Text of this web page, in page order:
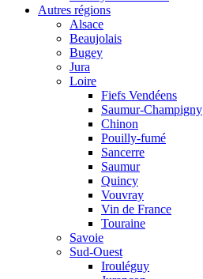
Autres régions
Alsace
Beaujolais
Bugey
Jura
Loire
Fiefs Vendéens
Saumur-Champigny
Chinon
Pouilly-fumé
Sancerre
Saumur
Quincy
Vouvray
Vin de France
Touraine
Savoie
Sud-Ouest
Irouléguy